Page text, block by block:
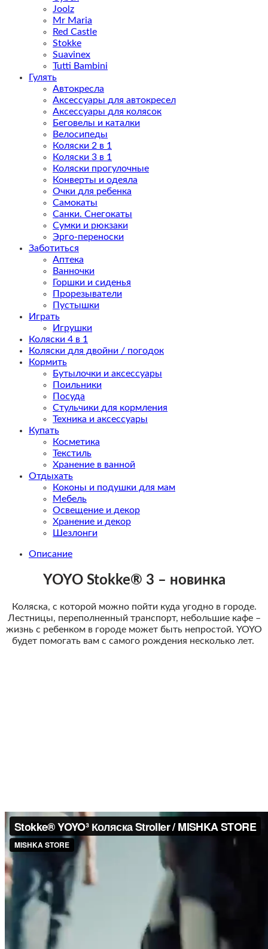
Joolz
Mr Maria
Red Castle
Stokke
Suavinex
Tutti Bambini
Гулять
Автокресла
Аксессуары для автокресел
Аксессуары для колясок
Беговелы и каталки
Велосипеды
Коляски 2 в 1
Коляски 3 в 1
Коляски прогулочные
Конверты и одеяла
Очки для ребенка
Самокаты
Санки. Снегокаты
Сумки и рюкзаки
Эрго-переноски
Заботиться
Аптека
Ванночки
Горшки и сиденья
Прорезыватели
Пустышки
Играть
Игрушки
Коляски 4 в 1
Коляски для двойни / погодок
Кормить
Бутылочки и аксессуары
Поильники
Посуда
Стульчики для кормления
Техника и аксессуары
Купать
Косметика
Текстиль
Хранение в ванной
Отдыхать
Коконы и подушки для мам
Мебель
Освещение и декор
Хранение и декор
Шезлонги
Описание
YOYO Stokke® 3 – новинка
Коляска, с которой можно пойти куда угодно в городе.
Лестницы, переполненный транспорт, небольшие кафе –
жизнь с ребенком в городе может быть непростой. YOYO
будет помогать вам с самого рождения несколько лет.